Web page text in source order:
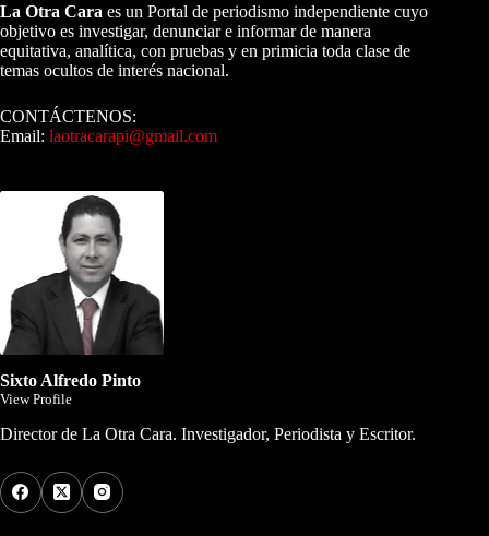
La Otra Cara es un Portal de periodismo independiente cuyo
objetivo es investigar, denunciar e informar de manera
equitativa, analítica, con pruebas y en primicia toda clase de
temas ocultos de interés nacional.
CONTÁCTENOS:
Email: laotracarapi@gmail.com
Sixto Alfredo Pinto
View Profile
Director de La Otra Cara. Investigador, Periodista y Escritor.